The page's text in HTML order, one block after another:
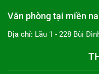
Văn phòng tại miền
Địa chỉ: Lầu 1 - 228 Bùi